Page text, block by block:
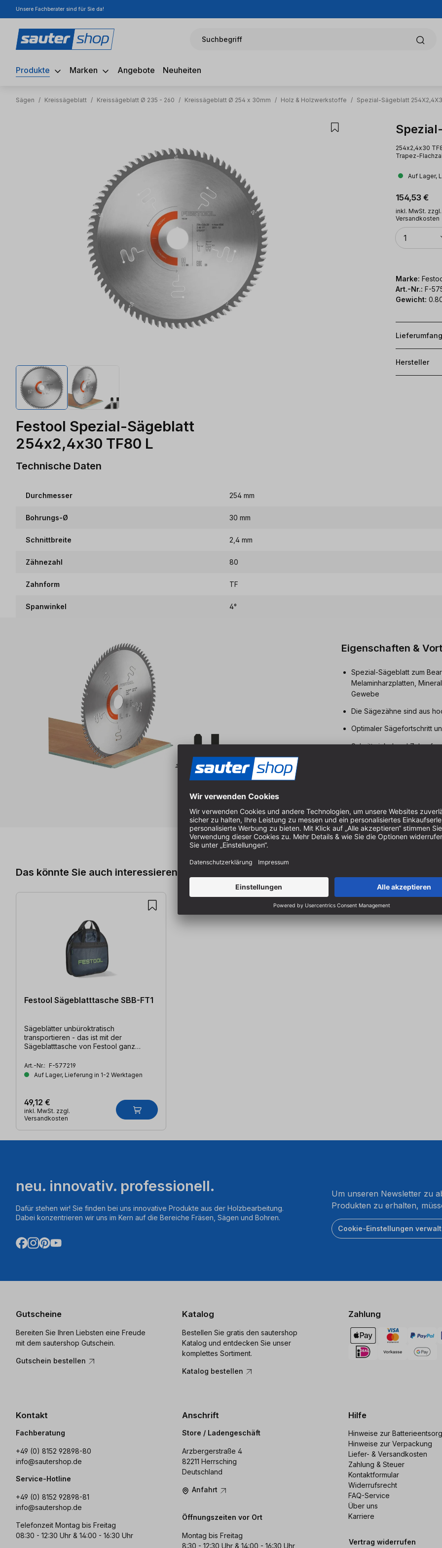
Hauptinhalt springen
Zur Suche springen
Zur Hauptnavigation springen
Unsere Fachberater sind für Sie da!
Suchbegriff
Produkte Marken Angebote Neuheiten
Sägen / Kreissägeblatt / Kreissägeblatt Ø 235 - 260 / Kreissägeblatt Ø 254 x 30mm / Holz & Holzwerkstoffe / Spezial-Sägeblatt
254x2,4x30
Trapez-
Auf Lager,
Regulärer
154,53 €
inkl. MwSt. zzgl.
Versandkosten
Anzahl
1
Marke:
Art.-Nr.: F-
Gewicht:
Lieferumfang
Hersteller
Festool Spezial-Sägeblatt
254x2,4x30 TF80 L
Technische Daten
Durchmesser 254 mm
Bohrungs-Ø 30 mm
Schnittbreite 2,4 mm
Zähnezahl 80
Zahnform TF
Spanwinkel 4°
Eigenschaften &
Spezial-Sägeblatt zum
Melaminharzplatten,
Gewebe
Die Sägezähne sind aus
Optimaler Sägefortschritt
Schnittwinkel und
Das könnte Sie auch interessieren
Festool Sägeblatttasche SBB-FT1
Sägeblätter unbüroktratisch
transportieren - das ist mit der
Sägeblatttasche von Festool ganz
Art.-Nr.: F-577219
Auf Lager, Lieferung in 1-2 Werktagen
49,12 €
inkl. MwSt. zzgl.
Versandkosten
neu. innovativ. professionell.
Dafür stehen wir! Sie finden bei uns innovative Produkte aus der Holzbearbeitung.
Dabei konzentrieren wir uns im Kern auf die Bereiche Fräsen, Sägen und Bohren.
Um unseren Newsletter zu
Produkten zu erhalten,
Cookie-Einstellungen
Gutscheine
Bereiten Sie Ihren Liebsten eine Freude
mit dem sautershop Gutschein.
Gutschein bestellen
Katalog
Bestellen Sie gratis den sautershop
Katalog und entdecken Sie unser
komplettes Sortiment.
Katalog bestellen
Zahlung
Kontakt
Fachberatung
+49 (0) 8152 92898-80
info@sautershop.de
Service-Hotline
+49 (0) 8152 92898-81
info@sautershop.de
Telefonzeit Montag bis Freitag
08:30 - 12:30 Uhr & 14:00 - 16:30 Uhr
Anschrift
Store / Ladengeschäft
Arzbergerstraße 4
82211 Herrsching
Deutschland
Anfahrt
Öffnungszeiten vor Ort
Montag bis Freitag
8:30 - 12:30 Uhr & 14:00 - 16:30 Uhr
Hilfe
Hinweise zur
Hinweise zur Verpackung
Liefer- & Versandkosten
Zahlung & Steuer
Kontaktformular
Widerrufsrecht
FAQ-Service
Über uns
Karriere
Vertrag widerrufen